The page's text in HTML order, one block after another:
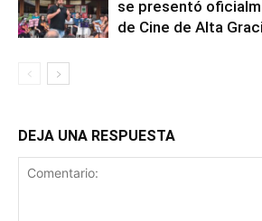
se presentó
de Cine de Alta
DEJA UNA RESPUESTA